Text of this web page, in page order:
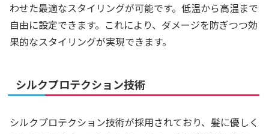
わせた最適なスタイリングが可能です。低温から高温まで
自由に設定できます。これにより、ダメージを防ぎつつ効
果的なスタイリングが実現できます。
シルクプロテクション技術
シルクプロテクション技術が採用されており、髪に優しく